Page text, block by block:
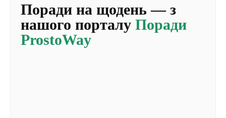
Поради на щодень — з
нашого порталу Поради
ProstoWay